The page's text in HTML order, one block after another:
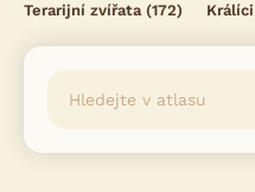
Terarijní zvířata(172) Králíci